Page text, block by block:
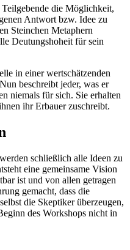
die Möglichkeit,
Antwort bzw. Idee zu
Steinchen Metaphern
Deutungshoheit für sein
in einer wertschätzenden
beschreibt jeder, was er
niemals für sich. Sie erhalten
ihr Erbauer zuschreibt.
schließlich alle Ideen zu
eine gemeinsame Vision
ist und von allen getragen
gemacht, dass die
die Skeptiker überzeugen,
des Workshops nicht in